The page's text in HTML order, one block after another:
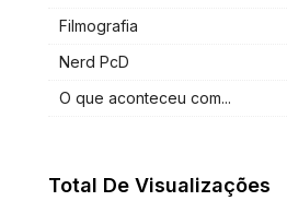
Filmografia
Nerd PcD
O que aconteceu com...
Total De Visualizações